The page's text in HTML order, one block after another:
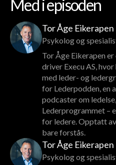
Med i episoden
Tor Åge Eikerapen
Psykolog og
Tor Åge Eikerapen
driver Execu AS,
med leder- og
for Lederpodden, en
podcaster om
Lederprogrammet –
for ledere. Opptatt
bare forstås.
Tor Åge Eikerapen
Psykolog og